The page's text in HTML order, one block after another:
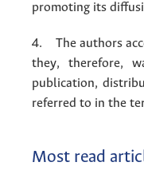
promoting its
4. The authors
they, therefore,
publication,
referred to in the
Most read